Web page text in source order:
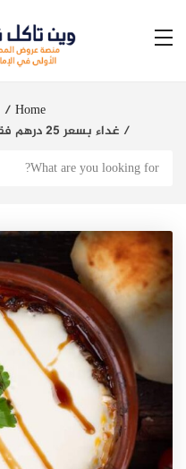
Home
غداء بسعر 25 درهم فقط من مطعم السيف الدمشقي